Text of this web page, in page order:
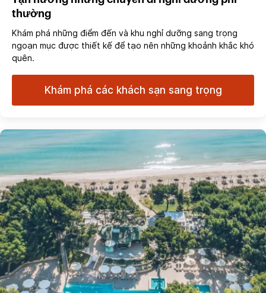
thường
Khám phá những điểm đến và khu nghỉ dưỡng sang trọng
ngoạn mục được thiết kế để tạo nên những khoảnh khắc khó
quên.
Khám phá các khách sạn sang trọng